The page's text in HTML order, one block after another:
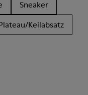
Sneaker
Keilabsatz